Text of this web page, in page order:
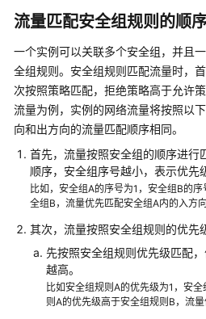
用
参
考
责
任
共
担
云
服
务
等
协
（SLA）
流量匹配安全组规则的顺
一个实例可以关联多个安全组，并且
全组规则。安全组规则匹配流量时，
次按照策略匹配，拒绝策略高于允许
流量为例，实例的网络流量将按照以
向和出方向的流量匹配顺序相同。
首先，流量按照安全组的顺序进行
顺序，安全组序号越小，表示优先
比如，安全组A的序号为1，安全组B的
全组B，流量优先匹配安全组A内的入方向
其次，流量按照安全组规则的优先
先按照安全组规则优先级匹配
越高。
比如安全组规则A的优先级为1，安
则A的优先级高于安全组规则B，流量